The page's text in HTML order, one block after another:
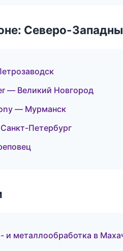
Северо-
— Великий Новгород
— Мурманск
Петербург
и металлообработка в